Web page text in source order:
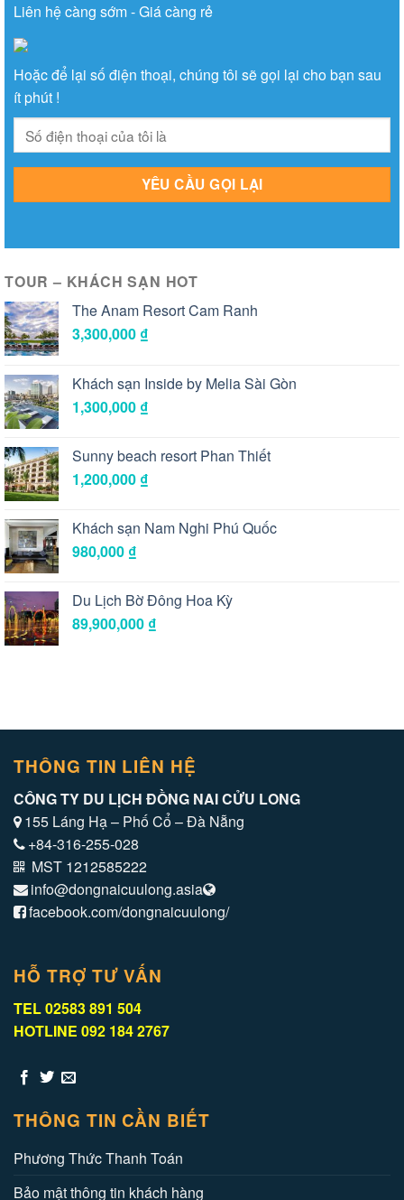
Liên hệ càng sớm - Giá càng rẻ
Hoặc để lại số điện thoại, chúng tôi sẽ gọi lại cho bạn sau
ít phút !
TOUR – KHÁCH SẠN HOT
The Anam Resort Cam Ranh
3,300,000 ₫
Khách sạn Inside by Melia Sài Gòn
1,300,000 ₫
Sunny beach resort Phan Thiết
1,200,000 ₫
Khách sạn Nam Nghi Phú Quốc
980,000 ₫
Du Lịch Bờ Đông Hoa Kỳ
89,900,000 ₫
THÔNG TIN LIÊN HỆ
CÔNG TY DU LỊCH ĐỒNG NAI CỬU LONG
155 Láng Hạ – Phố Cổ – Đà Nẵng
+84-316-255-028
MST 1212585222
info@dongnaicuulong.asia
facebook.com/dongnaicuulong/
HỖ TRỢ TƯ VẤN
TEL 02583 891 504
HOTLINE 092 184 2767
THÔNG TIN CẦN BIẾT
Phương Thức Thanh Toán
Bảo mật thông tin khách hàng